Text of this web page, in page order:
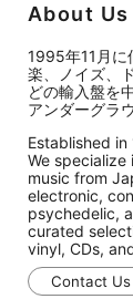
About Us
1995年11月に
楽、ノイズ、
どの輸入盤を
アンダーグラ
Established
We
music from
electronic,
psychedelic,
curated
vinyl, CDs,
Contact Us